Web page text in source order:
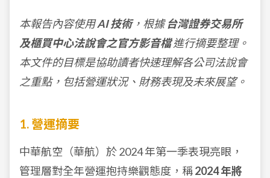
本報告內容使用AI 技術，根據台灣證券交易所
及櫃買中心法說會之官方影音檔進行摘要整理。
本文件的目標是協助讀者快速理解各公司法說會
之重點，包括營運狀況、財務表現及未來展望。
1. 營運摘要
中華航空（華航）於 2024 年第一季表現亮眼，
管理層對全年營運抱持樂觀態度，稱2024 年將